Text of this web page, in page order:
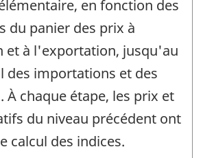
en fonction des
du panier des prix à
à l'exportation, jusqu'au
des importations et des
À chaque étape, les prix et
du niveau précédent ont
calcul des indices.